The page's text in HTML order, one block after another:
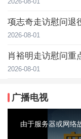
项志奇走访慰问退
2026-08-01
肖裕明走访慰问重
2026-08-01
广播电视
modal由于服务器或网络